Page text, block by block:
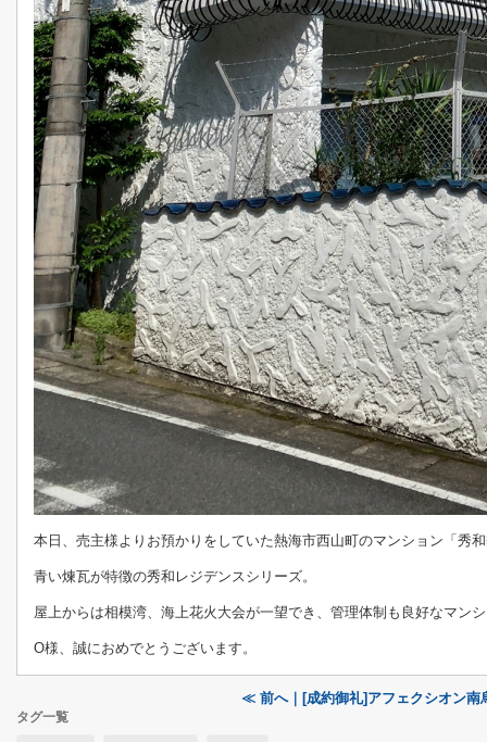
本日、売主様よりお預かりをしていた熱海市西山町のマンション「秀
青い煉瓦が特徴の秀和レジデンスシリーズ。
屋上からは相模湾、海上花火大会が一望でき、管理体制も良好なマン
O様、誠におめでとうございます。
≪ 前へ｜[成約御礼]アフェクシオン南
タグ一覧